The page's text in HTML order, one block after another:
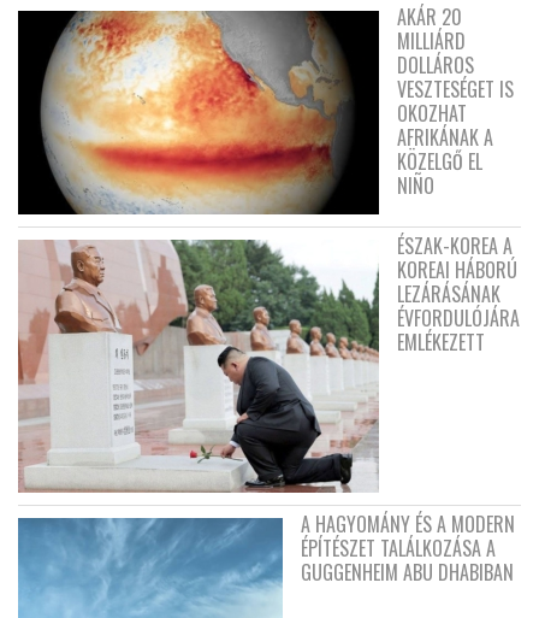
AKÁR 20
MILLIÁRD
DOLLÁROS
VESZTESÉGET IS
OKOZHAT
AFRIKÁNAK A
KÖZELGŐ EL
NIÑO
ÉSZAK-KOREA A
KOREAI HÁBORÚ
LEZÁRÁSÁNAK
ÉVFORDULÓJÁRA
EMLÉKEZETT
A HAGYOMÁNY ÉS A MODERN
ÉPÍTÉSZET TALÁLKOZÁSA A
GUGGENHEIM ABU DHABIBAN